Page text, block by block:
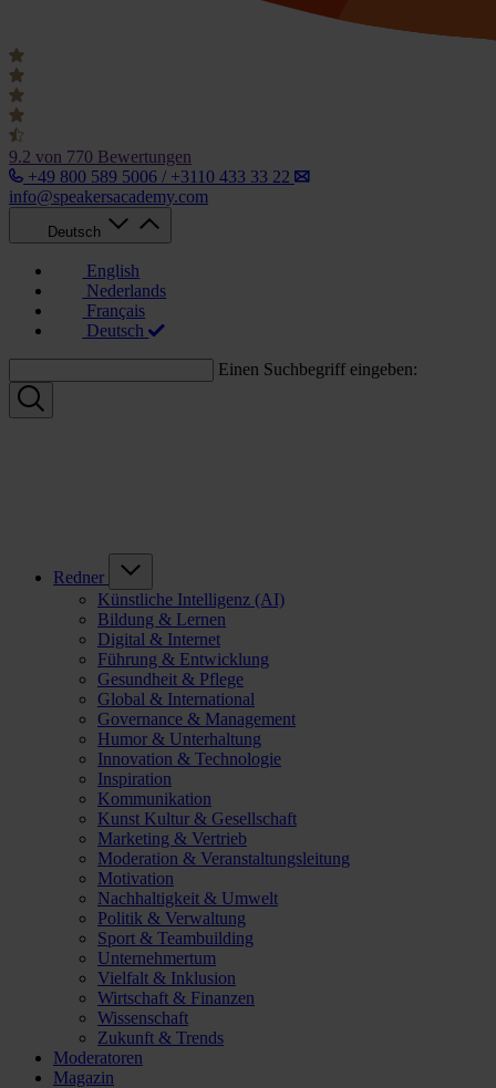
9.2 von 770 Bewertungen
+49 800 589 5006 / +3110 433 33 22
info@speakersacademy.com
Deutsch
English
Nederlands
Français
Deutsch
Einen Suchbegriff eingeben:
Redner
Künstliche Intelligenz (AI)
Bildung & Lernen
Digital & Internet
Führung & Entwicklung
Gesundheit & Pflege
Global & International
Governance & Management
Humor & Unterhaltung
Innovation & Technologie
Inspiration
Kommunikation
Kunst Kultur & Gesellschaft
Marketing & Vertrieb
Moderation & Veranstaltungsleitung
Motivation
Nachhaltigkeit & Umwelt
Politik & Verwaltung
Sport & Teambuilding
Unternehmertum
Vielfalt & Inklusion
Wirtschaft & Finanzen
Wissenschaft
Zukunft & Trends
Moderatoren
Magazin